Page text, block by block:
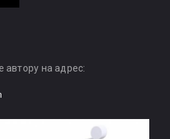
автору на адрес: